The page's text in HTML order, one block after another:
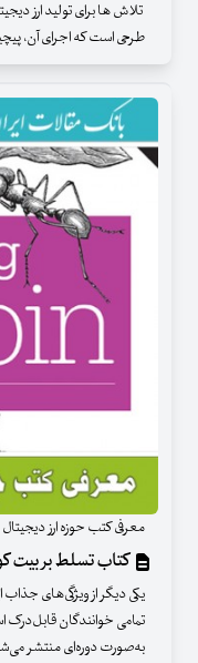
تلاش‌ ها برای تولید ارز
طرحی است که اجرای آن،
معرفی کتب حوزه ارز دیجیتال
کتاب تسلط بر بیت
یکی دیگر از ویژگی‌های
تمامی خوانندگان قابل‌درک
به‌صورت دوره‌ای منتشر